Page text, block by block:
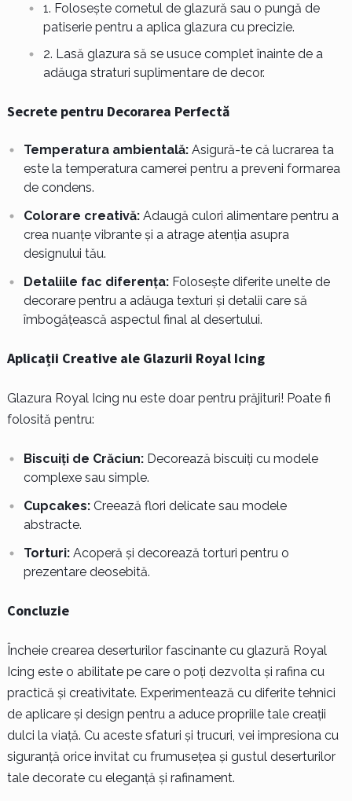
Folosește cornetul de glazură sau o pungă de
patiserie pentru a aplica glazura cu precizie.
Lasă glazura să se usuce complet înainte de a
adăuga straturi suplimentare de decor.
Secrete pentru Decorarea Perfectă
Temperatura ambientală:Asigură-te că lucrarea ta
este la temperatura camerei pentru a preveni formarea
de condens.
Colorare creativă:Adaugă culori alimentare pentru a
crea nuanțe vibrante și a atrage atenția asupra
designului tău.
Detaliile fac diferența:Folosește diferite unelte de
decorare pentru a adăuga texturi și detalii care să
îmbogățească aspectul final al desertului.
Aplicații Creative ale Glazurii Royal Icing
Glazura Royal Icing nu este doar pentru prăjituri! Poate fi
folosită pentru:
Biscuiți de Crăciun:Decorează biscuiți cu modele
complexe sau simple.
Cupcakes:Creează flori delicate sau modele
abstracte.
Torturi:Acoperă și decorează torturi pentru o
prezentare deosebită.
Concluzie
Încheie crearea deserturilor fascinante cu glazură Royal
Icing este o abilitate pe care o poți dezvolta și rafina cu
practică și creativitate. Experimentează cu diferite tehnici
de aplicare și design pentru a aduce propriile tale creații
dulci la viață. Cu aceste sfaturi și trucuri, vei impresiona cu
siguranță orice invitat cu frumusețea și gustul deserturilor
tale decorate cu eleganță și rafinament.